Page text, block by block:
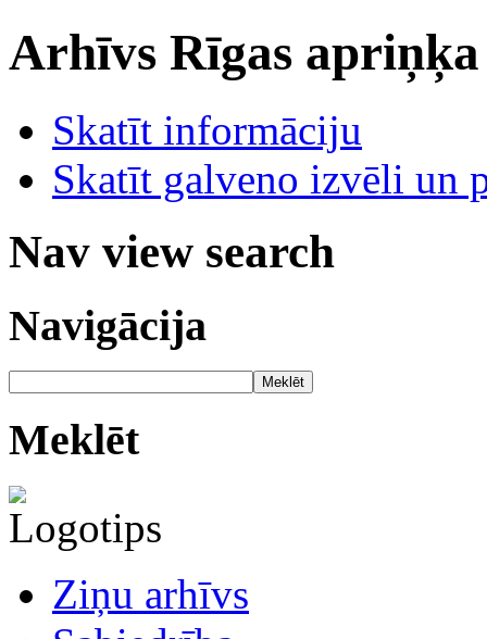
Arhīvs Rīgas
Skatīt informāciju
Skatīt galveno izvēli un
Nav view search
Navigācija
Meklēt
Meklēt
Ziņu arhīvs